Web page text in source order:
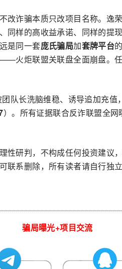
改诈骗本质只改项目名称。逸
样的高收益承诺、同样的提
是同一套庞氏骗局加套牌平台
火炬联盟关联盘全面崩盘。
队长洗脑维稳、诱导追加充
）。所有证据联合反诈联盟全
性研判，不构成任何投资建议
系删除，所有读者请自行独
骗局曝光+项目交流